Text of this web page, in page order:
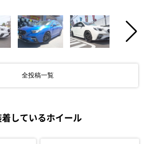
全投稿一覧
しているホイール